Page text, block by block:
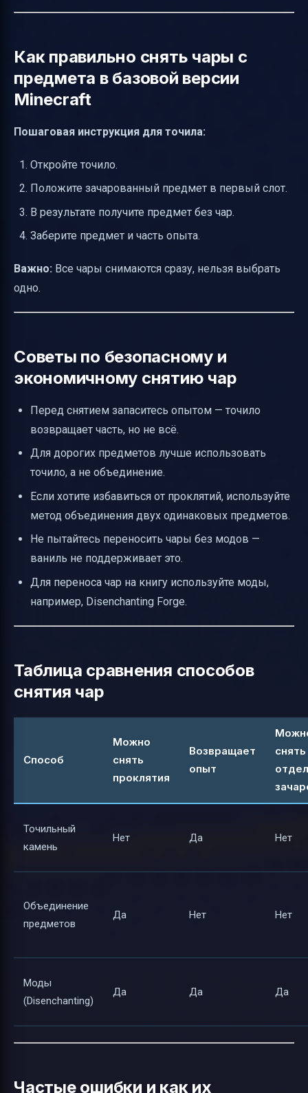
Как правильно снять чары с
предмета в базовой версии
Minecraft
Пошаговая инструкция для точила:
Откройте точило.
Положите зачарованный предмет в первый слот.
В результате получите предмет без чар.
Заберите предмет и часть опыта.
Важно: Все чары снимаются сразу, нельзя выбрать
одно.
Советы по безопасному и
экономичному снятию чар
Перед снятием запаситесь опытом — точило
возвращает часть, но не всё.
Для дорогих предметов лучше использовать
точило, а не объединение.
Если хотите избавиться от проклятий, используйте
метод объединения двух одинаковых предметов.
Не пытайтесь переносить чары без модов —
ваниль не поддерживает это.
Для переноса чар на книгу используйте моды,
например, Disenchanting Forge.
Таблица сравнения способов
снятия чар
Способ
Можно
снять
проклятия
Возвращает
опыт
снять
Точильный
камень
Нет Да Нет
Объединение
предметов
Да Нет Нет
Моды
(Disenchanting)
Да Да Да
Частые ошибки и как их